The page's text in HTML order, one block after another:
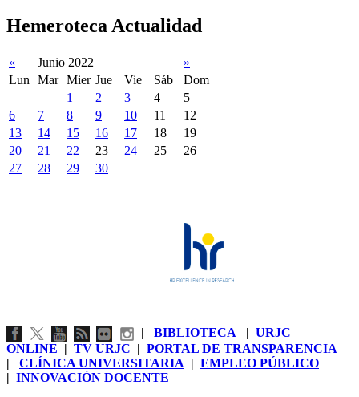
Hemeroteca Actualidad
« Junio 2022
»
Lun
Mar Mier Jue Vie Sáb
Dom
1
2 3 4
5
6
7 8 9 10 11
12
13
14 15 16 17 18
19
20
21 22 23 24 25
26
27
28 29 30
| BIBLIOTECA | URJC
ONLINE | TV URJC | PORTAL DE TRANSPARENCIA
| CLÍNICA UNIVERSITARIA | EMPLEO PÚBLICO
| INNOVACIÓN DOCENTE